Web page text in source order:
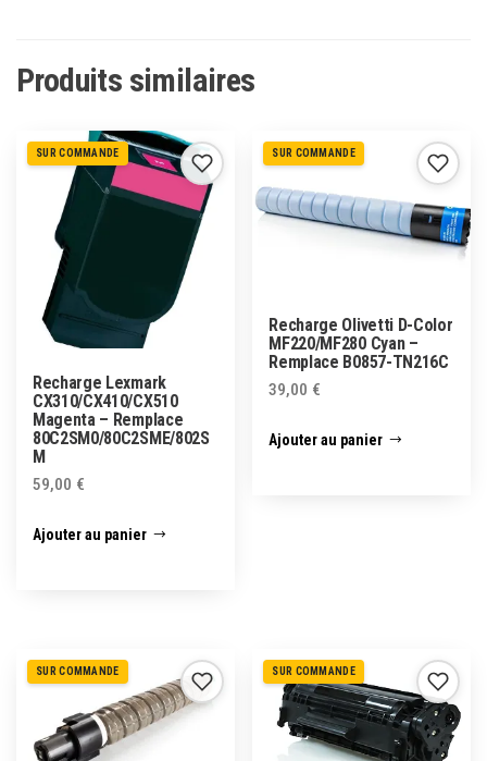
Produits similaires
SUR COMMANDE
Recharge Lexmark
CX310/CX410/CX510
Magenta – Remplace
80C2SM0/80C2SME/802S
M
59,00 €
Ajouter au panier
SUR COMMANDE
Recharge Olivetti D-Color
MF220/MF280 Cyan –
Remplace B0857-TN216C
39,00 €
Ajouter au panier
SUR COMMANDE SUR COMMANDE